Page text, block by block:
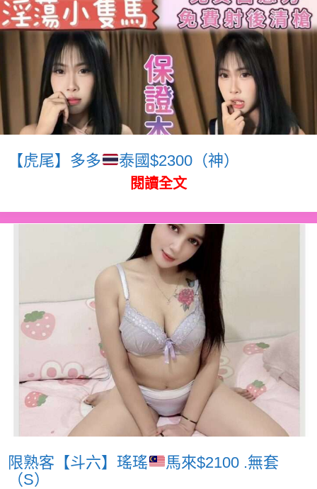
【虎尾】多多 泰國$2300（神）
閱讀全文
限熟客【斗六】瑤瑤
馬來$2100 .無套
（S）